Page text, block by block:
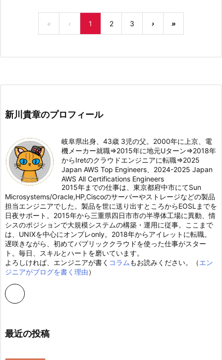
« ‹ 1 2 3 › »
新川貴章のプロフィール
岐阜県出身、43歳 3児の父。2000年に上京、電
機メーカー就職⇒2015年に地元Uターン⇒2018年
からIretのクラウドエンジニアに転職⇒2025
Japan AWS Top Engineers、2024-2025 Japan
AWS All Certifications Engineers
2015年までの仕事は、東京都府中市にてSun
Microsystems/Oracle,HP,Ciscoのサーバーやストレージなどの製品
担当エンジニアでした。製品を世に送り出すところからEOSLまでを
日夜サポート。2015年から三重県四日市市の半導体工場に異動、情
シスのポジションで大規模システムの構築・運用に従事。ここまで
は、UNIXを中心にオンプレonly。2018年からアイレットに転職。
遅咲きながら、初めてパブリッククラウドを使った仕事がスター
ト。毎日、スキルとハートを磨いています。
よろしければ、エンジニアが書く コラム もお読みください。（エン
ジニアがブログを書く理由）
最近の投稿